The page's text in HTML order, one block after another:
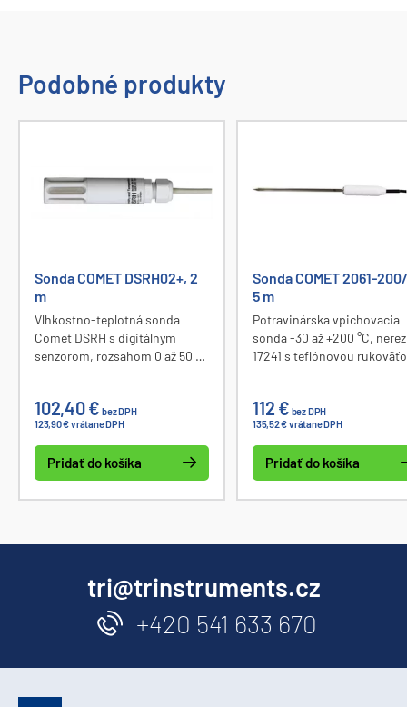
Podobné produkty
Sonda COMET DSRH02+, 2
m
Vlhkostno-teplotná sonda
Comet DSRH s digitálnym
senzorom, rozsahom 0 až 50 °C
káblom dĺžky 2 m. Pripojenie k
prevodníku cinch konektorom.
102,40 € bez DPH
123,90 € vrátane DPH
Pridať do košíka
Sonda COMET 2061-
5 m
Potravinárska vpichovacia
sonda -30 až +200 °C, nerez
17241 s teflónovou
112 € bez DPH
135,52 € vrátane DPH
Pridať do košíka
tri@trinstruments.cz
+420 541 633 670